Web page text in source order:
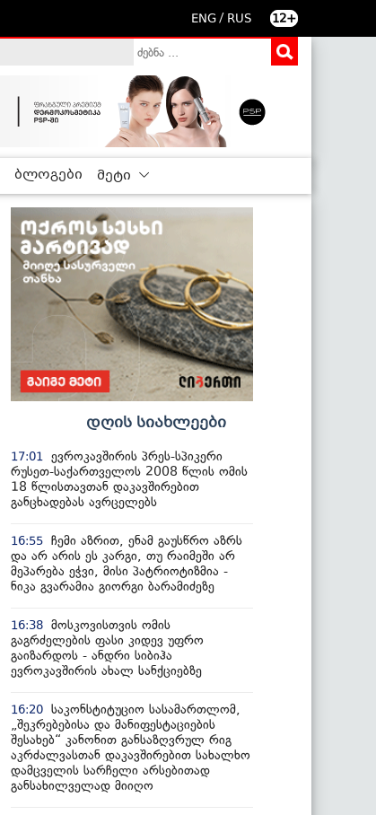
ENG / RUS 12+
ბლოგები მეტი
დღის სიახლეები
17:01
ევროკავშირის პრეს-სპიკერი
რუსეთ-საქართველოს 2008 წლის ომის
18 წლისთავთან დაკავშირებით
განცხადებას ავრცელებს
16:55 ჩემი აზრით, ენამ გაუსწრო აზრს
და არ არის ეს კარგი, თუ რაიმეში არ
მეპარება ეჭვი, მისი პატრიოტიზმია -
ნიკა გვარამია გიორგი ბარამიძეზე
16:38 მოსკოვისთვის ომის
გაგრძელების ფასი კიდევ უფრო
გაიზარდოს - ანდრი სიბიჰა
ევროკავშირის ახალ სანქციებზე
16:20 საკონსტიტუციო სასამართლომ,
„შეკრებებისა და მანიფესტაციების
შესახებ“ კანონით განსაზღვრულ რიგ
აკრძალვასთან დაკავშირებით სახალხო
დამცველის სარჩელი არსებითად
განსახილველად მიიღო